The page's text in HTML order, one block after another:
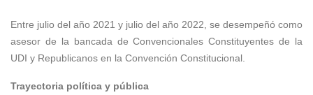
Entre julio del año 2021 y julio del año 2022, se desempeñó como
asesor de la bancada de Convencionales Constituyentes de la
UDI y Republicanos en la Convención Constitucional.
Trayectoria política y pública